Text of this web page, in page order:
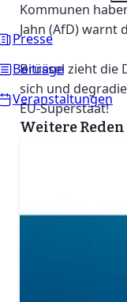
Presse
Beiträge
Veranstaltungen
Kommunen
Jahn (AfD) warnt
Brüssel zieht die
sich und
EU-Superstaat!
Weitere Reden